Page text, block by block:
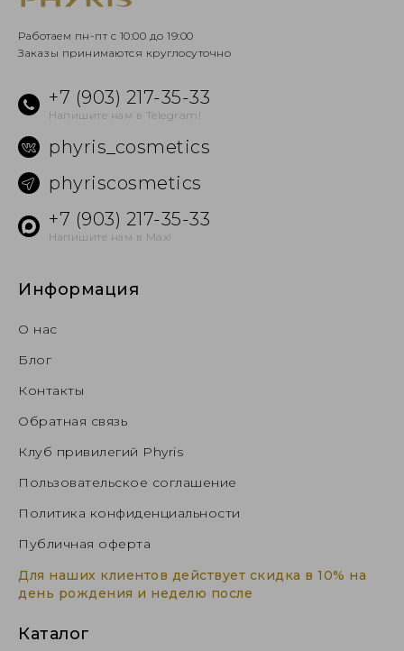
Работаем пн-пт с 10:00 до 19:00
Заказы принимаются круглосуточно
+7 (903) 217-35-33
Напишите нам в Telegram!
phyris_cosmetics
phyriscosmetics
+7 (903) 217-35-33
Напишите нам в Max!
Информация
О нас
Блог
Контакты
Обратная связь
Клуб привилегий Phyris
Пользовательское соглашение
Политика конфиденциальности
Публичная оферта
Для наших клиентов действует скидка в 10% на
день рождения и неделю после
Каталог